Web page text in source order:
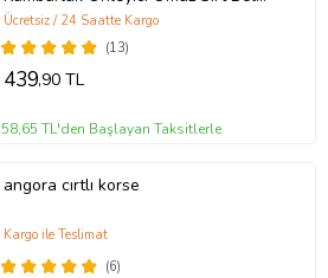
Korsesi Dik Durma Aparatı Skolyoz
Dik Durmak İçin Korse
(13)
Ücretsiz / 24 Saatte Kargo
439,90 TL
58,65 TL'den Başlayan Taksitlerle
angora cırtlı korse
(6)
Kargo ile Teslimat